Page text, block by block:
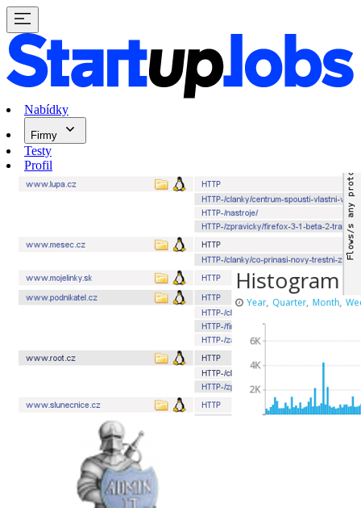
Nabídky
Firmy
Testy
Profil